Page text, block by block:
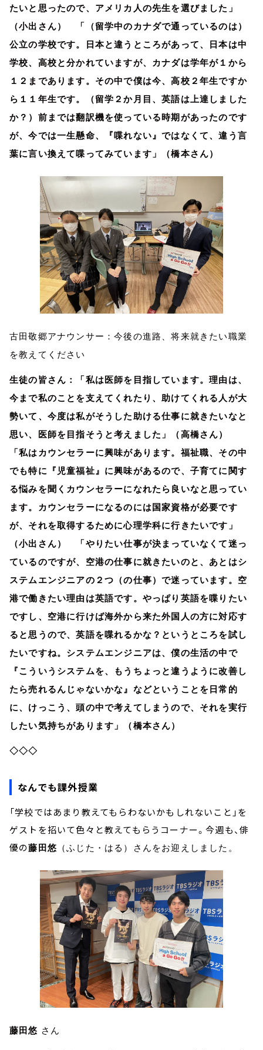
たいと思ったので、アメリカ人の先生を選びました」
（小出さん） 「（留学中のカナダで通っているのは）
公立の学校です。日本と違うところがあって、日本は中
学校、高校と分かれていますが、カナダは学年が１から
１２まであります。その中で僕は今、高校２年生ですか
ら１１年生です。（留学２か月目、英語は上達しました
か？）前までは翻訳機を使っている時期があったのです
が、今では一生懸命、『喋れない』ではなくて、違う言
葉に言い換えて喋ってみています」（橋本さん）
古田敬郷アナウンサー：今後の進路、将来就きたい職業
を教えてください
生徒の皆さん：「私は医師を目指しています。理由は、
今まで私のことを支えてくれたり、助けてくれる人が大
勢いて、今度は私がそうした助ける仕事に就きたいなと
思い、医師を目指そうと考えました」（高橋さん）
「私はカウンセラーに興味があります。福祉職、その中
でも特に『児童福祉』に興味があるので、子育てに関す
る悩みを聞くカウンセラーになれたら良いなと思ってい
ます。カウンセラーになるのには国家資格が必要です
が、それを取得するために心理学科に行きたいです」
（小出さん） 「やりたい仕事が決まっていなくて迷っ
ているのですが、空港の仕事に就きたいのと、あとはシ
ステムエンジニアの２つ（の仕事）で迷っています。空
港で働きたい理由は英語です。やっぱり英語を喋りたい
ですし、空港に行けば海外から来た外国人の方に対応す
ると思うので、英語を喋れるかな？というところを試し
たいですね。システムエンジニアは、僕の生活の中で
『こういうシステムを、もうちょっと違うように改善し
たら売れるんじゃないかな』などということを日常的
に、けっこう、頭の中で考えてしまうので、それを実行
したい気持ちがあります」（橋本さん）
◇◇◇
なんでも課外授業
「学校ではあまり教えてもらわないかもしれないこと」を
ゲストを招いて色々と教えてもらうコーナー。今週も、俳
優の藤田悠 （ふじた・はる）さんをお迎えしました。
藤田悠 さん